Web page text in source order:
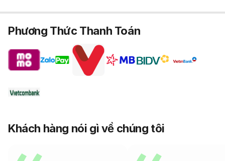
Phương Thức Thanh Toán
Khách hàng nói gì về chúng tôi